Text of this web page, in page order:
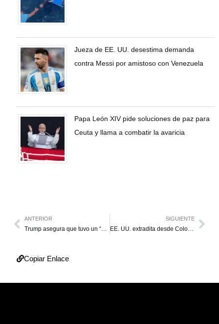
Jueza de EE. UU. desestima demanda
contra Messi por amistoso con Venezuela
Papa León XIV pide soluciones de paz para
Ceuta y llama a combatir la avaricia
ANTERIOR
Trump asegura que tuvo un “buen entendimiento” con Xi Jinping sobre Irán y Taiwán
SIGUIENTE
EE. UU. extradita desde Colombia a “Chuqui”, líder del “Tren de Aragua”
Copiar Enlace